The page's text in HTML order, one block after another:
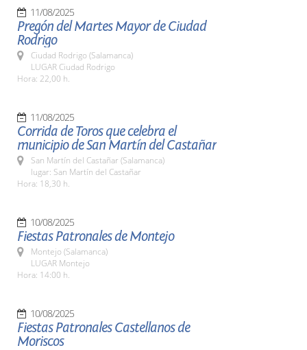
11/08/2025
Pregón del Martes Mayor de Ciudad
Rodrigo
Ciudad Rodrigo (Salamanca)
LUGAR Ciudad Rodrigo
Hora: 22,00 h.
11/08/2025
Corrida de Toros que celebra el
municipio de San Martín del Castañar
San Martín del Castañar (Salamanca)
lugar: San Martín del Castañar
Hora: 18,30 h.
10/08/2025
Fiestas Patronales de Montejo
Montejo (Salamanca)
LUGAR Montejo
Hora: 14:00 h.
10/08/2025
Fiestas Patronales Castellanos de
Moriscos